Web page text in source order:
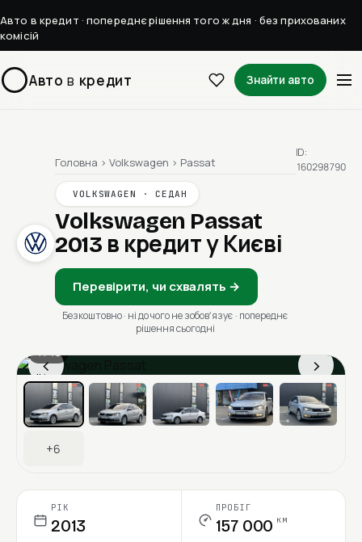
Авто в кредит · попереднє рішення того ж дня · без прихованих
комісій
Авто в кредит Знайти авто
Головна › Volkswagen › Passat
VOLKSWAGEN · СЕДАН
Volkswagen Passat
2013 в кредит у Києві
Перевірити, чи схвалять →
Безкоштовно · ні до чого не зобовʼязує · попереднє
рішення сьогодні
ID:
160298790
‹ ›
1 / 13
Ціна в місяць
+6
РІК
2013
ПРОБІГ
157 000 км